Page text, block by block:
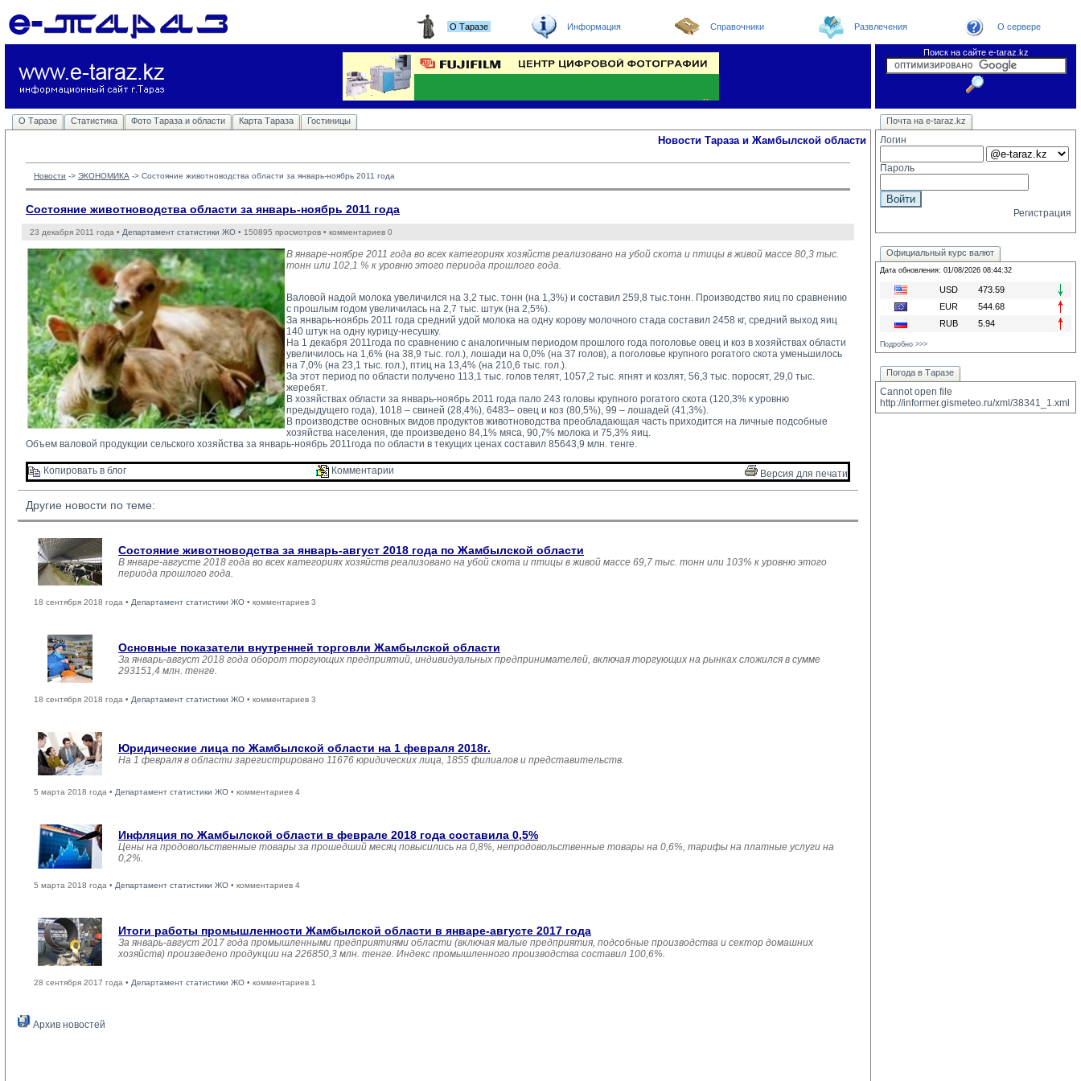
О Таразе Информация Справочники Развлечения О сервере
Поиск на сайте e-taraz.kz
О Таразе Статистика Фото Тараза и области Карта Тараза Гостиницы Новости Погода в Таразе
Телефоный справочник
Видеоконференция
Новости e-taraz
Новости Тараза и Жамбылской области
Новости -> ЭКОНОМИКА -> Состояние животноводства области за январь-ноябрь 2011 года
Состояние животноводства области за январь-ноябрь 2011 года
23 декабря 2011 года • Департамент статистики ЖО • 150895 просмотров • комментариев 0
В январе-ноябре 2011 года во всех категориях хозяйств реализовано на убой скота и птицы в живой массе 80,3 тыс.
тонн или 102,1 % к уровню этого периода прошлого года.
Валовой надой молока увеличился на 3,2 тыс. тонн (на 1,3%) и составил 259,8 тыс.тонн. Производство яиц по сравнению
с прошлым годом увеличилась на 2,7 тыс. штук (на 2,5%).
За январь-ноябрь 2011 года средний удой молока на одну корову молочного стада составил 2458 кг, средний выход яиц
140 штук на одну курицу-несушку.
На 1 декабря 2011года по сравнению с аналогичным периодом прошлого года поголовье овец и коз в хозяйствах области
увеличилось на 1,6% (на 38,9 тыс. гол.), лошади на 0,0% (на 37 голов), а поголовье крупного рогатого скота уменьшилось
на 7,0% (на 23,1 тыс. гол.), птиц на 13,4% (на 210,6 тыс. гол.).
За этот период по области получено 113,1 тыс. голов телят, 1057,2 тыс. ягнят и козлят, 56,3 тыс. поросят, 29,0 тыс.
жеребят.
В хозяйствах области за январь-ноябрь 2011 года пало 243 головы крупного рогатого скота (120,3% к уровню
предыдущего года), 1018 – свиней (28,4%), 6483– овец и коз (80,5%), 99 – лошадей (41,3%).
В производстве основных видов продуктов животноводства преобладающая часть приходится на личные подсобные
хозяйства населения, где произведено 84,1% мяса, 90,7% молока и 75,3% яиц.
Объем валовой продукции сельского хозяйства за январь-ноябрь 2011года по области в текущих ценах составил 85643,9 млн. тенге.
Копировать в блог Комментарии Версия для печати
Другие новости по теме:
Состояние животноводства за январь-август 2018 года по Жамбылской области
В январе-августе 2018 года во всех категориях хозяйств реализовано на убой скота и птицы в живой массе 69,7 тыс. тонн или 103% к уровню этого
периода прошлого года.
18 сентября 2018 года • Департамент статистики ЖО • комментариев 3
Основные показатели внутренней торговли Жамбылской области
За январь-август 2018 года оборот торгующих предприятий, индивидуальных предпринимателей, включая торгующих на рынках сложился в сумме
293151,4 млн. тенге.
18 сентября 2018 года • Департамент статистики ЖО • комментариев 3
Юридические лица по Жамбылской области на 1 февраля 2018г.
На 1 февраля в области зарегистрировано 11676 юридических лица, 1855 филиалов и представительств.
5 марта 2018 года • Департамент статистики ЖО • комментариев 4
Инфляция по Жамбылской области в феврале 2018 года составила 0,5%
Цены на продовольственные товары за прошедший месяц повысились на 0,8%, непродовольственные товары на 0,6%, тарифы на платные услуги на
0,2%.
5 марта 2018 года • Департамент статистики ЖО • комментариев 4
Итоги работы промышленности Жамбылской области в январе-августе 2017 года
За январь-август 2017 года промышленными предприятиями области (включая малые предприятия, подсобные производства и сектор домашних
хозяйств) произведено продукции на 226850,3 млн. тенге. Индекс промышленного производства составил 100,6%.
28 сентября 2017 года • Департамент статистики ЖО • комментариев 1
Архив новостей
Почта на e-taraz.kz
Логин
Пароль
Регистрация
Официальный курс валют
Дата обновления: 01/08/2026 08:44:32
USD
473.59
EUR
544.68
RUB
5.94
Подробно >>>
Погода в Таразе
Cannot open file
http://informer.gismeteo.ru/xml/38341_1.xml